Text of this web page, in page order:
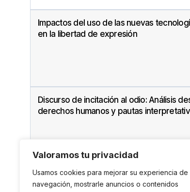
Valoramos tu privacidad
Usamos cookies para mejorar su experiencia de
navegación, mostrarle anuncios o contenidos
Impactos del uso de las nuevas
en la libertad de expresión
Discurso de incitación al odio: Análisis
derechos humanos y pautas